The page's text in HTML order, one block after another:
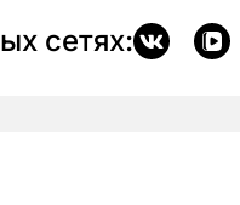
сетях: